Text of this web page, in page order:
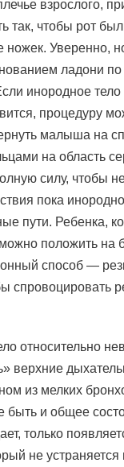
взрослого,
так, чтобы рот был
ножек. Уверенно,
ладони по
инородное
процедуру
малыша на
на область
силу, чтобы
пока
пути. Ребенка,
положить на
способ —
спровоцировать
относительно
верхние
из мелких
и общее
только
не устраняется